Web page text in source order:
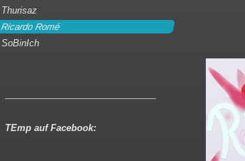
Thurisaz
Ricardo Romé
SoBinIch
TEmp auf Facebook: